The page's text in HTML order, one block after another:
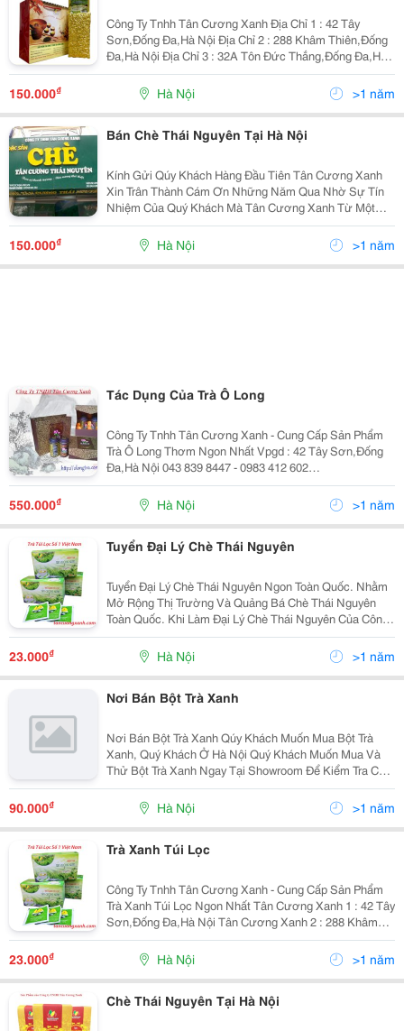
Công Ty Tnhh Tân Cương Xanh Địa Chỉ 1 : 42 Tây
Sơn,Đống Đa,Hà Nội Địa Chỉ 2 : 288 Khâm Thiên,Đống
Đa,Hà Nội Địa Chỉ 3 : 32A Tôn Đức Thắng,Đống Đa,Hà
Nội Địa Chỉ 4 : Số 2 Ngõ 31/26 Trần Quốc Hoàn,Cầu
Giấy,Hà Nội Hotline : 043 839 8447 -
150.000₫ Hà Nội >1 năm
Bán Chè Thái Nguyên Tại Hà Nội
Kính Gửi Qúy Khách Hàng Đầu Tiên Tân Cương Xanh
Xin Trân Thành Cám Ơn Những Năm Qua Nhờ Sự Tín
Nhiệm Của Quý Khách Mà Tân Cương Xanh Từ Một
Xưởng Sản Xuất Với Quy Mô 25 Người Năm 1996 Mà
Tới Nay Đã Phát Triển Được Hệ Thống Chuỗi Cửa Hàng
Tại Tp Th
150.000₫ Hà Nội >1 năm
Tác Dụng Của Trà Ô Long
Công Ty Tnhh Tân Cương Xanh - Cung Cấp Sản Phẩm
Trà Ô Long Thơm Ngon Nhất Vpgd : 42 Tây Sơn,Đống
Đa,Hà Nội 043 839 8447 - 0983 412 602
Http://Traoolong.vn/ Hiện Nay Đối Với Các Chị Em Phụ
Nữ Thì Sắc Đẹp Luôn Là Vẫn Đề Được Quan Tâm Hàng
550.000₫ Hà Nội >1 năm
Tuyển Đại Lý Chè Thái Nguyên
Tuyển Đại Lý Chè Thái Nguyên Ngon Toàn Quốc. Nhằm
Mở Rộng Thị Trường Và Quảng Bá Chè Thái Nguyên
Toàn Quốc. Khi Làm Đại Lý Chè Thái Nguyên Của Công
Ty Tân Cương Xanh Quý Khách Sẽ Được Hỗ Trợ Tốt
Nhất Về Đào Tạo Kiến Thức Sản Phẩm, Được Chiết
23.000₫ Hà Nội >1 năm
Nơi Bán Bột Trà Xanh
Nơi Bán Bột Trà Xanh Qúy Khách Muốn Mua Bột Trà
Xanh, Quý Khách Ở Hà Nội Quý Khách Muốn Mua Và
Thử Bột Trà Xanh Ngay Tại Showroom Để Kiểm Tra Chất
Lượng, Thì Nay Quý Khách Hoàn Toàn Có Thể Yên Tâm
Về Điều Đó Với Hệ Thống Showroom Bán Bột Trà Xa
90.000₫ Hà Nội >1 năm
Trà Xanh Túi Lọc
Công Ty Tnhh Tân Cương Xanh - Cung Cấp Sản Phẩm
Trà Xanh Túi Lọc Ngon Nhất Tân Cương Xanh 1 : 42 Tây
Sơn,Đống Đa,Hà Nội Tân Cương Xanh 2 : 288 Khâm
Thiên,Đống Đa,Hà Nội Tân Cương Xanh 3 : 32A Tôn
Đức Thắng,Đống Đa,Hà Nội Tân Cương Xanh 4
23.000₫ Hà Nội >1 năm
Chè Thái Nguyên Tại Hà Nội